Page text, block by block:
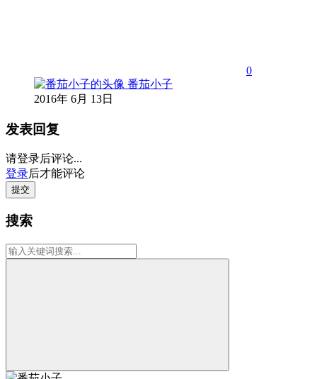
0
番茄小子
2016年 6月 13日
发表回复
请登录后评论...
登录后才能评论
提交
搜索